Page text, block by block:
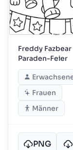
Freddy Fazbear
Paraden-Feier
Frauen
Männer
PNG